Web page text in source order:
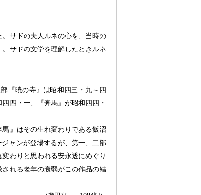
サドの夫人ルネの心を、当時の
サドの文学を理解したときルネ
『暁の寺』は昭和四三・九～四
四・一、『奔馬』が昭和四四・
』はその生れ変わりである飯沼
ャンが登場するが、第一、二部
わりと思われる安永透にめぐり
れる老年の衰弱がこの作品の結